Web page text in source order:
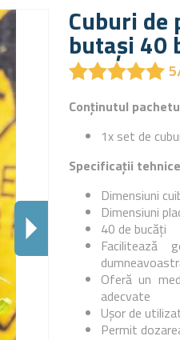
Cuburi
butași 40
★★★★★
★★★★★
Conținutul
1x set de
Specificații tehnice
Dimensiuni
Dimensiuni
40 de bucăți
Facilitează
Oferă un
adecvate
Ușor de
Permit